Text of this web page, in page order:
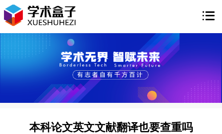

本科论文英文文献翻译也要查重吗